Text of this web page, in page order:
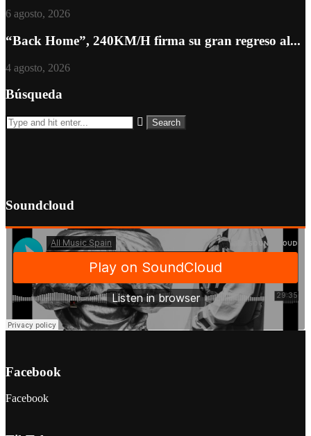
6 agosto, 2026
“Back Home”, 240KM/H firma su gran regreso al...
4 agosto, 2026
Búsqueda
Soundcloud
Facebook
Facebook